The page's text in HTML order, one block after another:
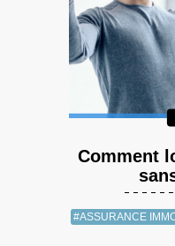
Comment
#ASSURANCE